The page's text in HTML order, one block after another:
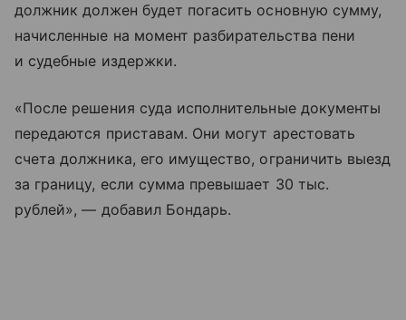
должник должен будет погасить основную сумму,
начисленные на момент разбирательства пени
и судебные издержки.
«После решения суда исполнительные документы
передаются приставам. Они могут арестовать
счета должника, его имущество, ограничить выезд
за границу, если сумма превышает 30 тыс.
рублей», — добавил Бондарь.